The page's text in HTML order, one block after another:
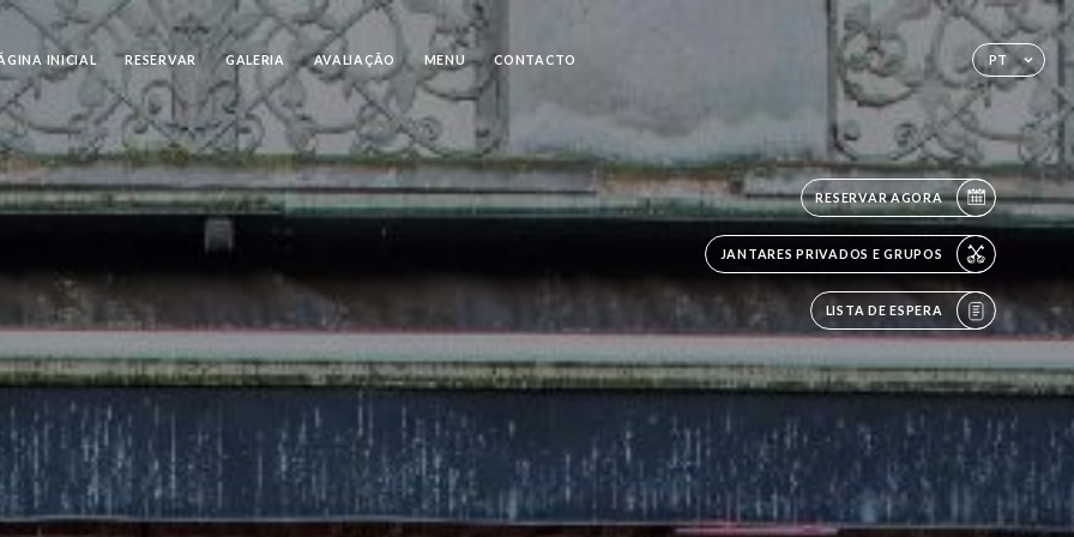
PT
INICIAL RESERVAR GALERIA AVALIAÇÃO MENU CONTACTO
RESERVAR AGORA
JANTARES PRIVADOS E GRUPOS
LISTA DE ESPERA